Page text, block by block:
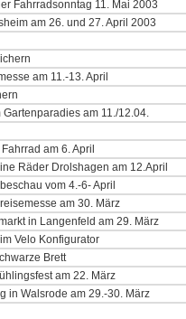
Fahrradsonntag 11. Mai 2003
am 26. und 27. April 2003
am 11.-13. April
Gartenparadies am 11./12.04.
am 6. April
Räder Drolshagen am 12.April
vom 4.-6- April
am 30. März
in Langenfeld am 29. März
Velo Konfigurator
Brett
am 22. März
in Walsrode am 29.-30. März